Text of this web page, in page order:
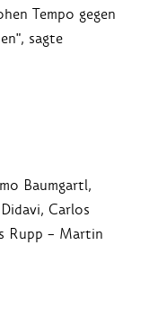
Tempo gegen
sagte
Baumgartl,
Carlos
Rupp – Martin